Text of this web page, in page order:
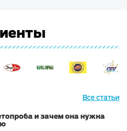
Все статьи
и зачем она нужна